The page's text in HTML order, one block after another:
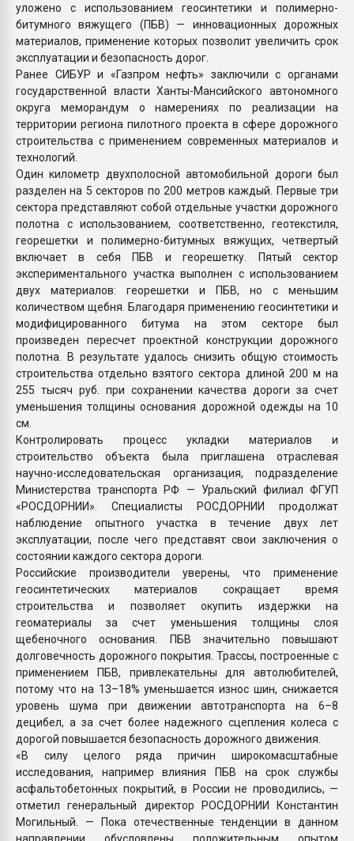
уложено с использованием геосинтетики и полимерно-
битумного вяжущего (ПБВ) — инновационных дорожных
материалов, применение которых позволит увеличить срок
эксплуатации и безопасность дорог.
Ранее СИБУР и «Газпром нефть» заключили с органами
государственной власти Ханты-Мансийского автономного
округа меморандум о намерениях по реализации на
территории региона пилотного проекта в сфере дорожного
строительства с применением современных материалов и
технологий.
Один километр двухполосной автомобильной дороги был
разделен на 5 секторов по 200 метров каждый. Первые три
сектора представляют собой отдельные участки дорожного
полотна с использованием, соответственно, геотекстиля,
георешетки и полимерно-битумных вяжущих, четвертый
включает в себя ПБВ и георешетку. Пятый сектор
экспериментального участка выполнен с использованием
двух материалов: георешетки и ПБВ, но с меньшим
количеством щебня. Благодаря применению геосинтетики и
модифицированного битума на этом секторе был
произведен пересчет проектной конструкции дорожного
полотна. В результате удалось снизить общую стоимость
строительства отдельно взятого сектора длиной 200 м на
255 тысяч руб. при сохранении качества дороги за счет
уменьшения толщины основания дорожной одежды на 10
см.
Контролировать процесс укладки материалов и
строительство объекта была приглашена отраслевая
научно-исследовательская организация, подразделение
Министерства транспорта РФ — Уральский филиал ФГУП
«РОСДОРНИИ». Специалисты РОСДОРНИИ продолжат
наблюдение опытного участка в течение двух лет
эксплуатации, после чего представят свои заключения о
состоянии каждого сектора дороги.
Российские производители уверены, что применение
геосинтетических материалов сокращает время
строительства и позволяет окупить издержки на
геоматериалы за счет уменьшения толщины слоя
щебеночного основания. ПБВ значительно повышают
долговечность дорожного покрытия. Трассы, построенные с
применением ПБВ, привлекательны для автолюбителей,
потому что на 13–18% уменьшается износ шин, снижается
уровень шума при движении автотранспорта на 6–8
децибел, а за счет более надежного сцепления колеса с
дорогой повышается безопасность дорожного движения.
«В силу целого ряда причин широкомасштабные
исследования, например влияния ПБВ на срок службы
асфальтобетонных покрытий, в России не проводились, —
отметил генеральный директор РОСДОРНИИ Константин
Могильный. — Пока отечественные тенденции в данном
направлении обусловлены положительным опытом